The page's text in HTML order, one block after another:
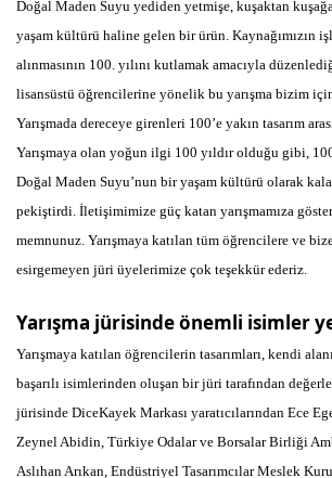
Doğal Maden Suyu yediden yetmişe, kuşaktan
yaşam kültürü haline gelen bir ürün. Kaynağımızın
alınmasının 100. yılını kutlamak amacıyla
lisansüstü öğrencilerine yönelik bu yarışma bizim
Yarışmada dereceye girenleri 100’e yakın tasarım
Yarışmaya olan yoğun ilgi 100 yıldır olduğu gibi,
Doğal Maden Suyu’nun bir yaşam kültürü olarak
pekiştirdi. İletişimimize güç katan yarışmamıza
memnunuz. Yarışmaya katılan tüm öğrencilere ve
esirgemeyen jüri üyelerimize çok teşekkür ederiz.
Yarışma jürisinde önemli isimler
Yarışmaya katılan öğrencilerin tasarımları, kendi
başarılı isimlerinden oluşan bir jüri tarafından
jürisinde DiceKayek Markası yaratıcılarından Ece
Zeynel Abidin, Türkiye Odalar ve Borsalar Birliği
Aslıhan Arıkan, Endüstriyel Tasarımcılar Meslek